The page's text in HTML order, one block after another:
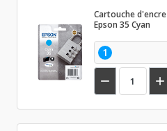
Cartouche d'encre
Epson 35 Cyan
1
 